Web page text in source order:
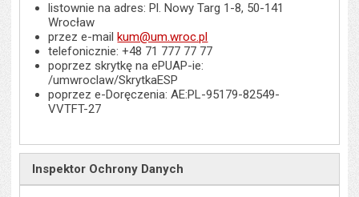
listownie na adres: Pl. Nowy Targ 1-8, 50-141
Wrocław
przez e-mailkum@um.wroc.pl
telefonicznie: +48 71 777 77 77
poprzez skrytkę na ePUAP-ie:
/umwroclaw/SkrytkaESP
poprzez e-Doręczenia: AE:PL-95179-82549-
VVTFT-27
Inspektor Ochrony Danych